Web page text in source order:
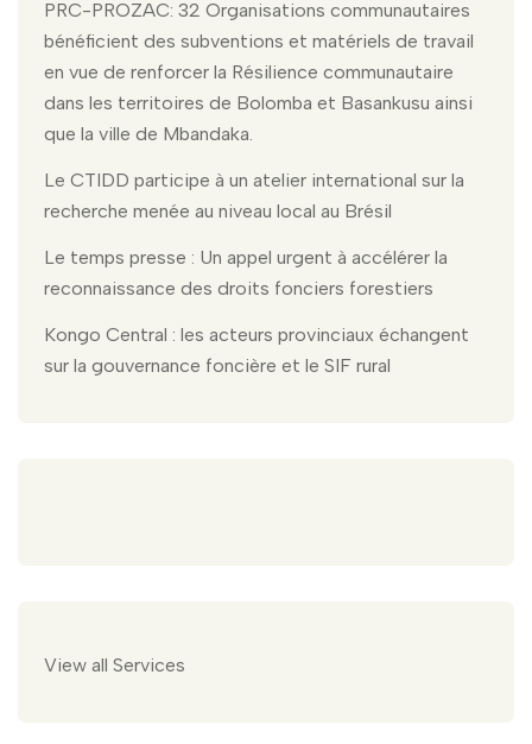
PRC-PROZAC: 32 Organisations communautaires
bénéficient des subventions et matériels de travail
en vue de renforcer la Résilience communautaire
dans les territoires de Bolomba et Basankusu ainsi
que la ville de Mbandaka.
Le CTIDD participe à un atelier international sur la
recherche menée au niveau local au Brésil
Le temps presse : Un appel urgent à accélérer la
reconnaissance des droits fonciers forestiers
Kongo Central : les acteurs provinciaux échangent
sur la gouvernance foncière et le SIF rural
View all Services